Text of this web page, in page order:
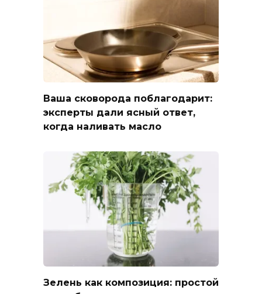
Ваша сковорода поблагодарит:
эксперты дали ясный ответ,
когда наливать масло
Зелень как композиция: простой